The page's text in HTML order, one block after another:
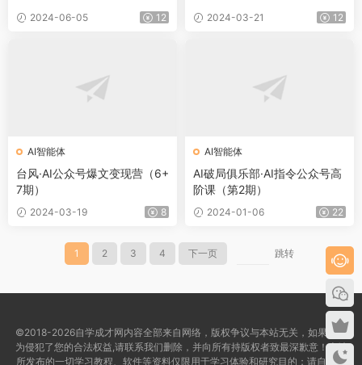
2024-06-05 12 2024-03-21 12
AI智能体
台风·AI公众号爆文变现营（6+
7期）
2024-03-19 8
AI智能体
AI破局俱乐部·AI指令公众号高
阶课（第2期）
2024-01-06 22
1 2 3 4 下一页 跳转
©2018-2026自学成才网内容全部来自网络，版权争议与本站无关，如果您认
为侵犯了您的合法权益,请联系我们删除，并向所有持版权者致最深歉意！本站
所发布的一切学习教程、软件等资料仅限用于学习体验和研究目的；请自觉下